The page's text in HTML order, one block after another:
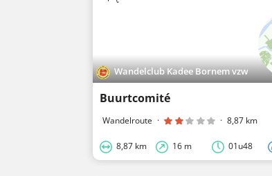
Wandelclub Kadee Bornem vzw
Buurtcomité
Wandelroute · · 8,87 km
8,87 km 16 m 01u48